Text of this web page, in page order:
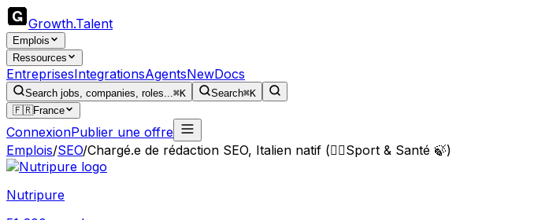
Growth.Talent
Emplois
Ressources
EntreprisesIntegrationsAgentsNewDocs
Search jobs, companies, roles...⌘K Search⌘K
🇫🇷France
ConnexionPublier une offre
Emplois/SEO/Chargé.e de rédaction SEO, Italien natif (🏃‍♀️Sport & Santé 🍃)
Nutripure